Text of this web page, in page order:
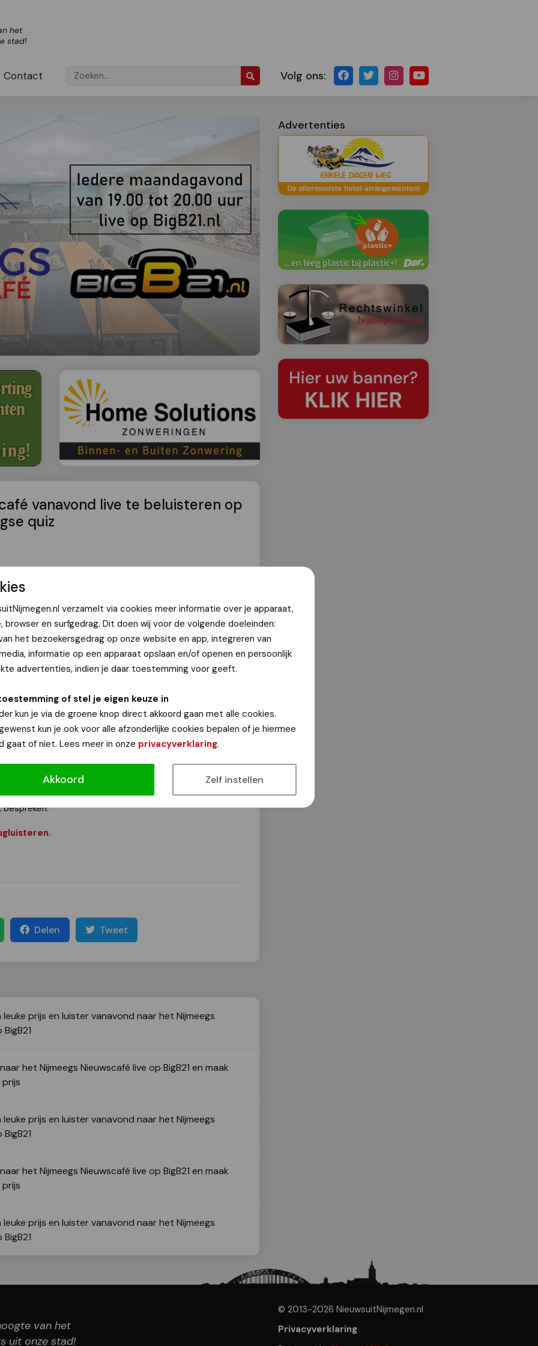
verzamelt via cookies meer informatie over je apparaat,
browser en surfgedrag. Dit doen wij voor de volgende doeleinden:
het bezoekersgedrag op onze website en app, integreren van
informatie op een apparaat opslaan en/of openen en persoonlijk
advertenties, indien je daar toestemming voor geeft.
of stel je eigen keuze in
kun je via de groene knop direct akkoord gaan met alle cookies.
kun je ook voor alle afzonderlijke cookies bepalen of je hiermee
gaat of niet. Lees meer in onze privacyverklaring.
Akkoord Zelf instellen
het
stad!
Contact Volg ons:
vanavond live te beluisteren op
quiz
Nijmeegs Nieuwscafé live te luisteren
is tussen 19.00 en 20.00 uur het nieuws uit de
met de luisteraar en uiteraard een muzikale
Ook is er iedere week een prijs te winnen in ‘Win
Nijmegen wordt getest. Niet alleen passeert het
de revue, maar ook nieuwsfeiten uit dezelfde week
de radiostudio van BigB21.Klik hier en luister live
in een gezellige en ontspannen setting
zal afwisselend duo’s vormen met mede-
Nick. Verder zal voormalig RTL-weervrouw Margot
Delen Tweet
prijs en luister vanavond naar het Nijmeegs
het Nijmeegs Nieuwscafé live op BigB21 en maak
prijs en luister vanavond naar het Nijmeegs
het Nijmeegs Nieuwscafé live op BigB21 en maak
prijs en luister vanavond naar het Nijmeegs
Advertenties
van het
uit onze stad!
© 2013-2026 NieuwsuitNijmegen.nl
Privacyverklaring